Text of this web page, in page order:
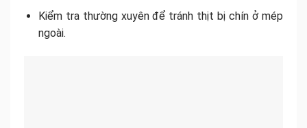
Kiểm tra thường xuyên để tránh thịt bị chín ở mép
ngoài.